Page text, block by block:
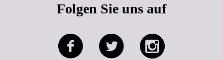
Folgen Sie uns auf